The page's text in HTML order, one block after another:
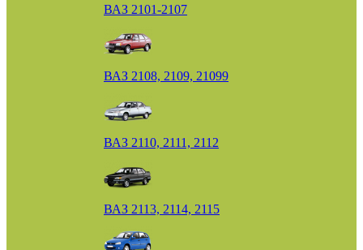
ВАЗ 2101-2107
ВАЗ 2108, 2109, 21099
ВАЗ 2110, 2111, 2112
ВАЗ 2113, 2114, 2115